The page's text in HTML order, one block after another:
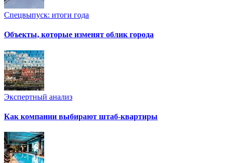
Спецвыпуск: итоги года
Объекты, которые изменят облик города
Экспертный анализ
Как компании выбирают штаб-квартиры